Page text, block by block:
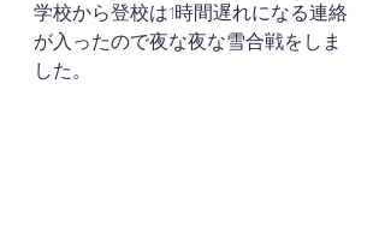
学校から登校は1時間遅れになる連絡
が入ったので夜な夜な雪合戦をしま
した。